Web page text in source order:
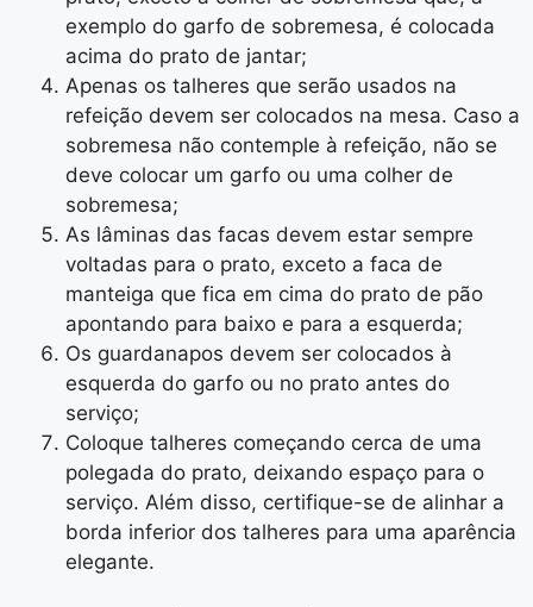
exemplo do garfo de sobremesa, é colocada
acima do prato de jantar;
Apenas os talheres que serão usados na
refeição devem ser colocados na mesa. Caso a
sobremesa não contemple à refeição, não se
deve colocar um garfo ou uma colher de
sobremesa;
As lâminas das facas devem estar sempre
voltadas para o prato, exceto a faca de
manteiga que fica em cima do prato de pão
apontando para baixo e para a esquerda;
Os guardanapos devem ser colocados à
esquerda do garfo ou no prato antes do
serviço;
Coloque talheres começando cerca de uma
polegada do prato, deixando espaço para o
serviço. Além disso, certifique-se de alinhar a
borda inferior dos talheres para uma aparência
elegante.